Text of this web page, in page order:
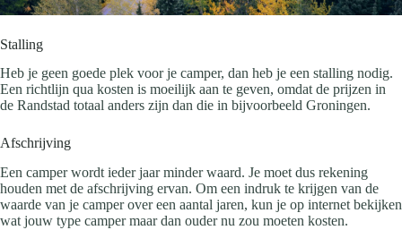
Stalling
Heb je geen goede plek voor je camper, dan heb je een stalling nodig.
Een richtlijn qua kosten is moeilijk aan te geven, omdat de prijzen in
de Randstad totaal anders zijn dan die in bijvoorbeeld Groningen.
Afschrijving
Een camper wordt ieder jaar minder waard. Je moet dus rekening
houden met de afschrijving ervan. Om een indruk te krijgen van de
waarde van je camper over een aantal jaren, kun je op internet bekijken
wat jouw type camper maar dan ouder nu zou moeten kosten.